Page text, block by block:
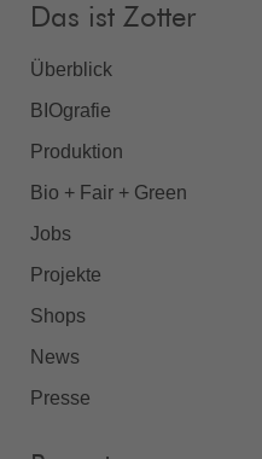
Das ist Zotter
Überblick
BIOgrafie
Produktion
Bio + Fair + Green
Jobs
Projekte
Shops
News
Presse